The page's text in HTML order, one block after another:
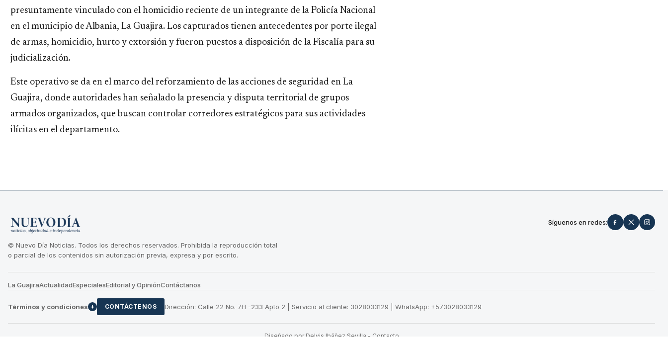
presuntamente vinculado con el homicidio reciente de un integrante de la Policía Nacional
en el municipio de Albania, La Guajira. Los capturados tienen antecedentes por porte ilegal
de armas, homicidio, hurto y extorsión y fueron puestos a disposición de la Fiscalía para su
judicialización.
Este operativo se da en el marco del reforzamiento de las acciones de seguridad en La
Guajira, donde autoridades han señalado la presencia y disputa territorial de grupos
armados organizados, que buscan controlar corredores estratégicos para sus actividades
ilícitas en el departamento.
© Nuevo Día Noticias. Todos los derechos reservados. Prohibida la reproducción total
o parcial de los contenidos sin autorización previa, expresa y por escrito.
Síguenos en redes:
La GuajiraActualidadEspecialesEditorial y OpiniónContáctanos
Términos y condiciones + CONTÁCTENOS Dirección: Calle 22 No. 7H -233 Apto 2 | Servicio al cliente: 3028033129 | WhatsApp: +573028033129
Diseñado por Delvis Ibáñez Sevilla - Contacto